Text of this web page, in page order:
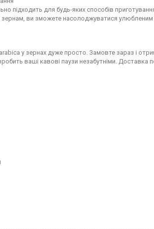
підходить для будь-яких способів
ви зможете насолоджуватися
у зернах дуже просто. Замовте зараз і
ваші кавові паузи незабутніми. Доставка